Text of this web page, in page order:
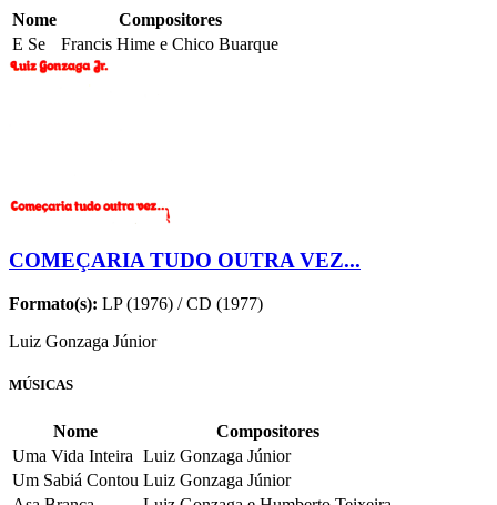
Nome
Compositores
E Se
Francis Hime e Chico Buarque
COMEÇARIA TUDO OUTRA VEZ...
Formato(s): LP (1976) / CD (1977)
Luiz Gonzaga Júnior
MÚSICAS
Nome
Compositores
Uma Vida Inteira Luiz Gonzaga Júnior
Um Sabiá Contou Luiz Gonzaga Júnior